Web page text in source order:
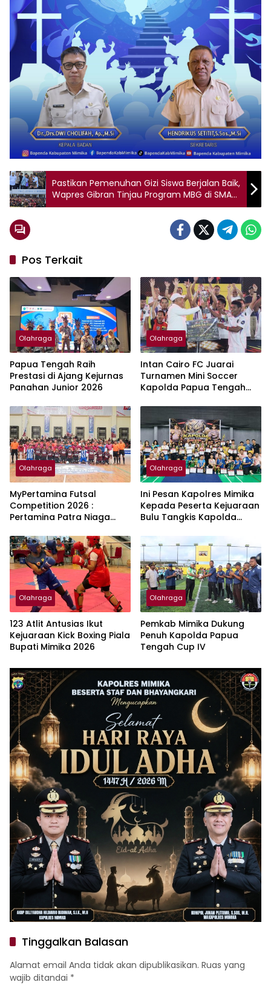
Pastikan Pemenuhan Gizi Siswa Berjalan Baik,
Wapres Gibran Tinjau Program MBG di SMAN
4 Mimika
Pos Terkait
Olahraga
Papua Tengah Raih
Prestasi di Ajang Kejurnas
Panahan Junior 2026
Olahraga
Intan Cairo FC Juarai
Turnamen Mini Soccer
Kapolda Papua Tengah
Olahraga
MyPertamina Futsal
Competition 2026 :
Pertamina Patra Niaga
Kembangkan Talenta
Muda dan Berdayakan
UMKM Lokal Papua
Olahraga
Ini Pesan Kapolres Mimika
Kepada Peserta Kejuaraan
Bulu Tangkis Kapolda
Katagori Pelajar
Olahraga
123 Atlit Antusias Ikut
Kejuaraan Kick Boxing Piala
Bupati Mimika 2026
Olahraga
Pemkab Mimika Dukung
Penuh Kapolda Papua
Tengah Cup IV
Tinggalkan Balasan
Alamat email Anda tidak akan dipublikasikan. Ruas yang
wajib ditandai *